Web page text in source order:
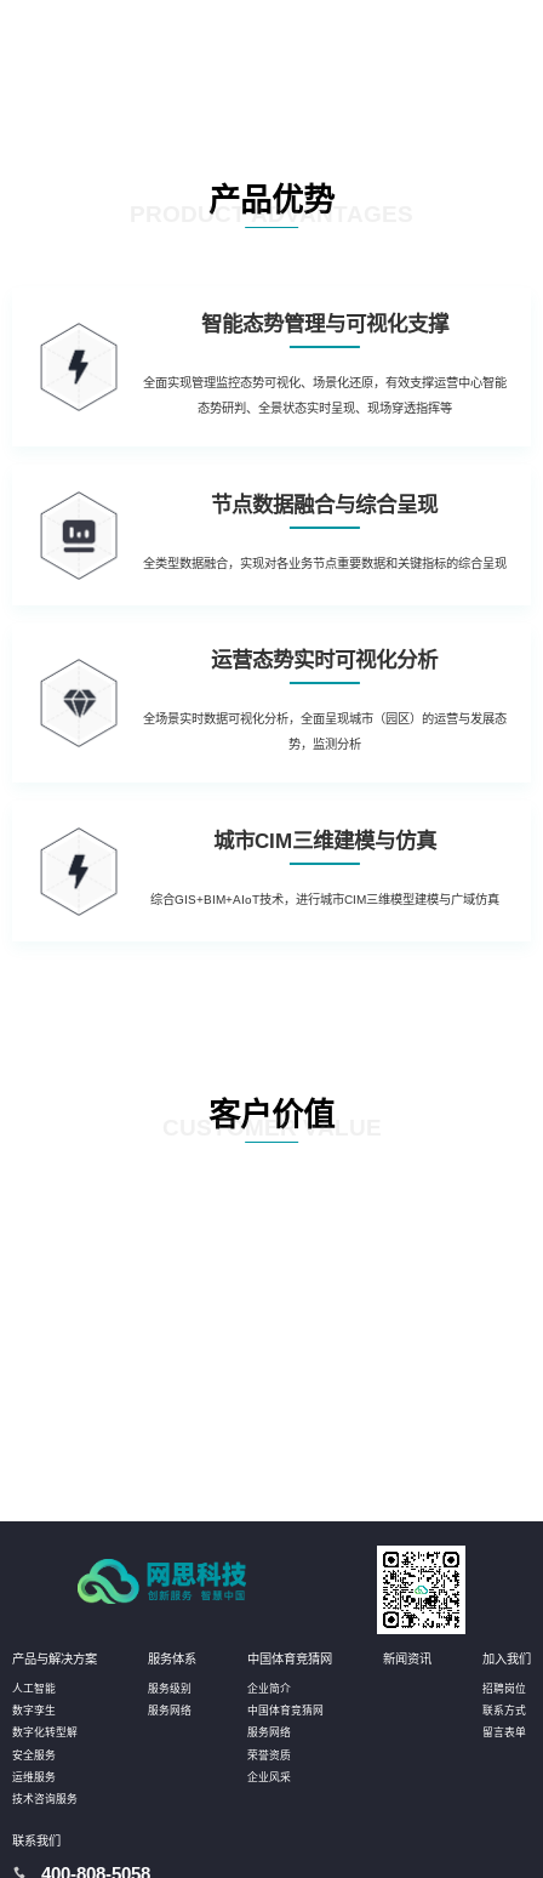
产品优势
PRODUCT ADVANTAGES
智能态势管理与可视化支撑
全面实现管理监控态势可视化、场景化还原，有效支撑运营中心智能
态势研判、全景状态实时呈现、现场穿透指挥等
节点数据融合与综合呈现
全类型数据融合，实现对各业务节点重要数据和关键指标的综合呈现
运营态势实时可视化分析
全场景实时数据可视化分析，全面呈现城市（园区）的运营与发展态
势，监测分析
城市CIM三维建模与仿真
综合GIS+BIM+AIoT技术，进行城市CIM三维模型建模与广域仿真
客户价值
CUSTOMER VALUE
产品与解决方案
人工智能
数字孪生
数字化转型解
安全服务
运维服务
技术咨询服务
服务体系
服务级别
服务网络
中国体育竞猜网
企业简介
中国体育竞猜网
服务网络
荣誉资质
企业风采
新闻资讯 加入我们
招聘岗位
联系方式
留言表单
联系我们
400-808-5058